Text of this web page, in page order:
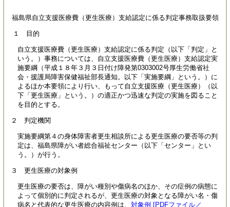
福島県自立支援医療費（更生医療）支給認定に係る判定事務取扱要領
１ 目的
自立支援医療費（更生医療）支給認定に係る判定（以下「判定」と
いう。）事務については、自立支援医療費（更生医療）支給認定実
施要綱（平成１８年３月３日付け障発第0303002号厚生労働省社
会・援護局障害保健福祉部長通知。以下「実施要綱」という。）に
よるほか本要領により行い、もって自立支援医療（更生医療）（以
下「更生医療」という。）の適正かつ迅速な判定の実施を図ること
を目的とする。
２ 判定機関
実施要綱第４の身体障害者更生相談所による更生医療の要否等の判
定は、福島県障がい者総合福祉センター（以下「センター」とい
う。）が行う。
３ 更生医療の対象例
更生医療の要否は、障がい種別や傷病名のほか、その症例の病態に
よって個別的に判定されるが、更生医療の対象となる障がい名・傷
病名と代表的な更生医療の内容例は、対象例 [PDFファイル／